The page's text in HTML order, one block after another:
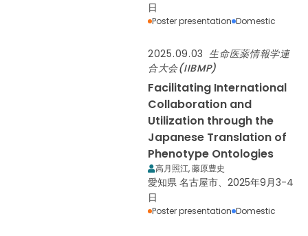
日
Poster presentation Domestic
2025.09.03 生命医薬情報学連
合大会(IIBMP)
Facilitating International
Collaboration and
Utilization through the
Japanese Translation of
Phenotype Ontologies
高月照江, 藤原豊史
愛知県 名古屋市、2025年9月3-4
日
Poster presentation Domestic